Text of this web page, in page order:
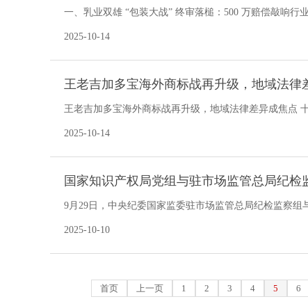
一、乳业双雄 “包装大战” 终审落槌：500 万赔偿敲响行
2025-10-14
王老吉加多宝海外商标战再升级，地域法律
王老吉加多宝海外商标战再升级，地域法律差异成焦点
2025-10-14
国家知识产权局党组与驻市场监管总局纪
9月29日，中央纪委国家监委驻市场监管总局纪检监察
2025-10-10
首页 上一页 1 2 3 4 5 6